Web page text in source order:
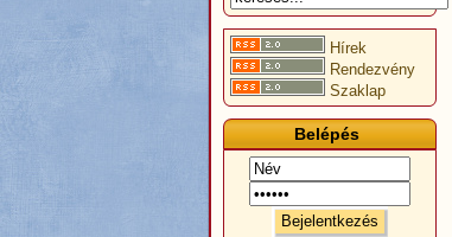
Hírek
Rendezvény
Szaklap
Belépés